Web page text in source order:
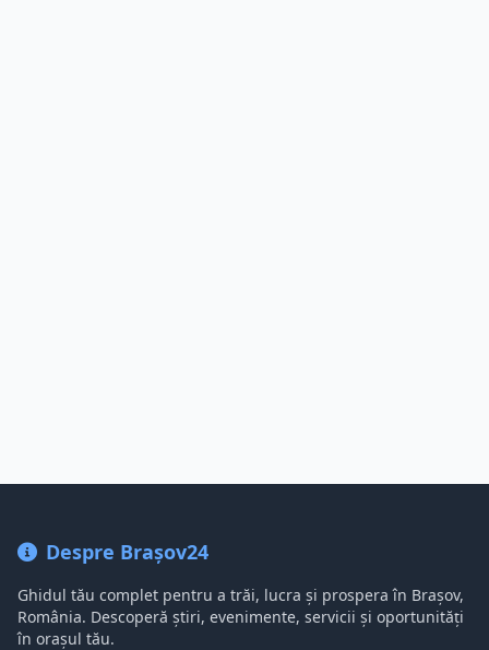
Despre Brașov24
Ghidul tău complet pentru a trăi, lucra și prospera în Brașov,
România. Descoperă știri, evenimente, servicii și oportunități
în orașul tău.